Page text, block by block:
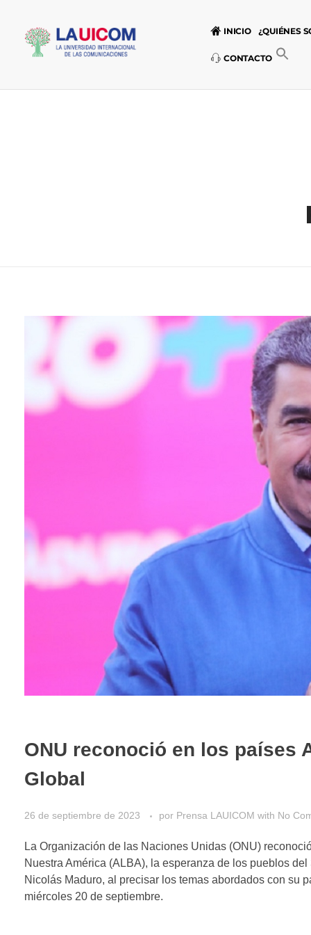
INICIO ¿QUIÉNES
CONTACTO
ONU reconoció en los países
Global
26 de septiembre de 2023 por Prensa LAUICOM with No
La Organización de las Naciones Unidas (ONU)
Nuestra América (ALBA), la esperanza de los pueblos
Nicolás Maduro, al precisar los temas abordados con su
miércoles 20 de septiembre.